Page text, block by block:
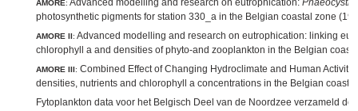
AMORE: Advanced modelling and research on eutrophication: Phaeocystis
photosynthetic pigments for station 330_a in the Belgian coastal zone
AMORE II: Advanced modelling and research on eutrophication: linking
chlorophyll a and densities of phyto-and zooplankton in the Belgian
AMORE III: Combined Effect of Changing Hydroclimate and Human
densities, nutrients and chlorophyll a concentrations in the Belgian
Fytoplankton data voor het Belgisch Deel van de Noordzee verzameld